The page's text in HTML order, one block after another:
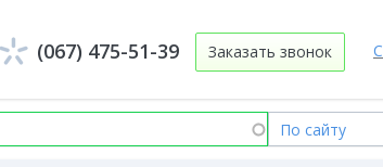
(067) 475-51-39 Заказать звонок